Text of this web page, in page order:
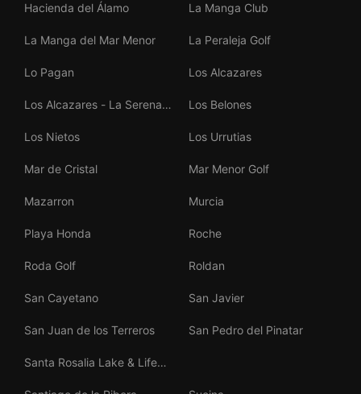
Hacienda del Álamo La Manga Club
La Manga del Mar Menor La Peraleja Golf
Lo Pagan Los Alcazares
Los Alcazares - La Serena
Los Belones
Los Nietos Los Urrutias
Mar de Cristal Mar Menor Golf
Mazarron Murcia
Playa Honda Roche
Roda Golf Roldan
San Cayetano San Javier
San Juan de los Terreros San Pedro del Pinatar
Santa Rosalia Lake & Life